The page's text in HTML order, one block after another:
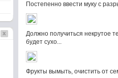
Постепенно ввести муку с
Должно получиться некрутое
будет сухо...
Фрукты вымыть, очистить от